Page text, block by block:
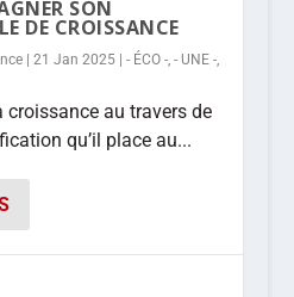
SON
DE CROISSANCE
| 21 Jan 2025| - ÉCO -, - UNE -,
au travers de
qu’il place au...